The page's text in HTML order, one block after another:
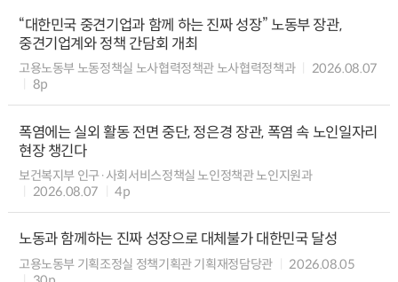
“대한민국 중견기업과 함께 하는 진짜 성장” 노동부 장관,
중견기업계와 정책 간담회 개최
고용노동부 노동정책실 노사협력정책관 노사협력정책과
2026.08.07
8p
폭염에는 실외 활동 전면 중단, 정은경 장관, 폭염 속 노인일자리
현장 챙긴다
보건복지부 인구·사회서비스정책실 노인정책관 노인지원과
2026.08.07
4p
노동과 함께하는 진짜 성장으로 대체불가 대한민국 달성
고용노동부 기획조정실 정책기획관 기획재정담당관
2026.08.05